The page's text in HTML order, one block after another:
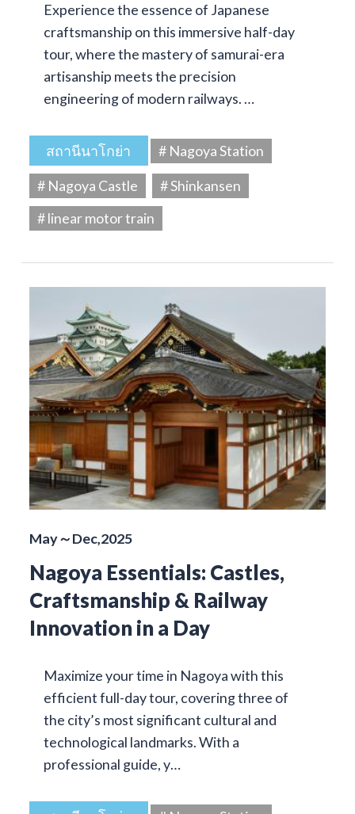
Experience the essence of Japanese
craftsmanship on this immersive half-day
tour, where the mastery of samurai-era
artisanship meets the precision
engineering of modern railways. …
สถานีนาโกย่า
# Nagoya Station
# Nagoya Castle
# Shinkansen
# linear motor train
May～Dec,2025
Nagoya Essentials: Castles,
Craftsmanship & Railway
Innovation in a Day
Maximize your time in Nagoya with this
efficient full-day tour, covering three of
the city’s most significant cultural and
technological landmarks. With a
professional guide, y…